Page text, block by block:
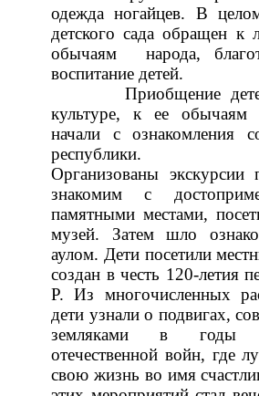
одежда ногайцев. В
детского сада обращен
обычаям народа,
воспитание детей.
Приобщение детей
культуре, к ее
начали с ознакомления
республики.
Организованы экскурсии
знакомим с
памятными местами,
музей. Затем шло
аулом. Дети посетили
создан в честь 120-летия
Р. Из многочисленных
дети узнали о подвигах,
земляками в годы
отечественной войн, где
свою жизнь во имя